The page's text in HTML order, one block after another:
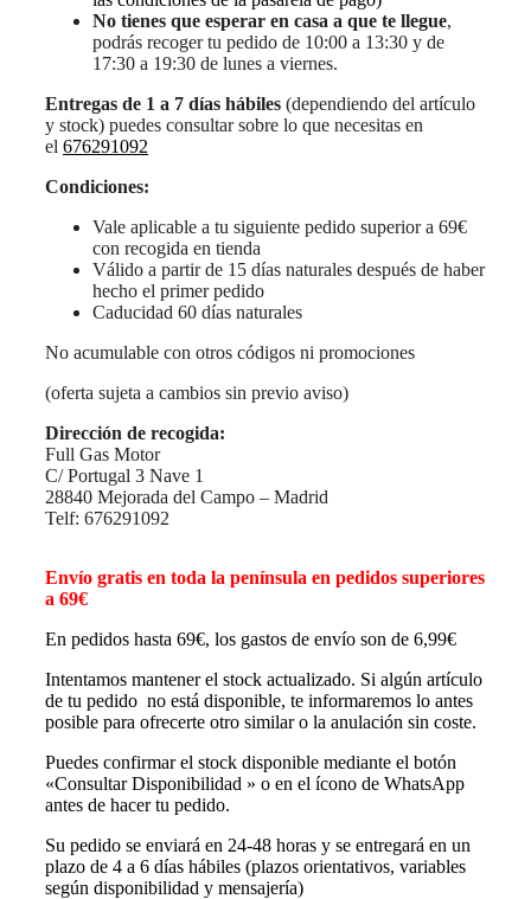
No tienes que esperar en casa a que te llegue,
podrás recoger tu pedido de 10:00 a 13:30 y de
17:30 a 19:30 de lunes a viernes.
Entregas de 1 a 7 días hábiles (dependiendo del artículo
y stock) puedes consultar sobre lo que necesitas en
el 676291092
Condiciones:
Vale aplicable a tu siguiente pedido superior a 69€
con recogida en tienda
Válido a partir de 15 días naturales después de haber
hecho el primer pedido
Caducidad 60 días naturales
No acumulable con otros códigos ni promociones
(oferta sujeta a cambios sin previo aviso)
Dirección de recogida:
Full Gas Motor
C/ Portugal 3 Nave 1
28840 Mejorada del Campo – Madrid
Telf: 676291092
Envío gratis en toda la península en pedidos superiores
a 69€
En pedidos hasta 69€, los gastos de envío son de 6,99€
Intentamos mantener el stock actualizado. Si algún artículo
de tu pedido no está disponible, te informaremos lo antes
posible para ofrecerte otro similar o la anulación sin coste.
Puedes confirmar el stock disponible mediante el botón
«Consultar Disponibilidad » o en el ícono de WhatsApp
antes de hacer tu pedido.
Su pedido se enviará en 24-48 horas y se entregará en un
plazo de 4 a 6 días hábiles (plazos orientativos, variables
según disponibilidad y mensajería)